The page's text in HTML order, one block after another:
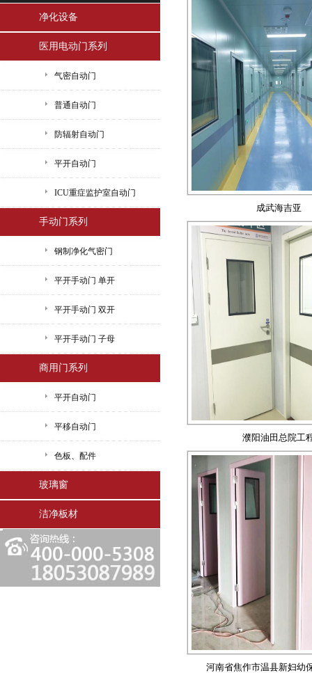
净化设备
医用电动门系列
气密自动门
普通自动门
防辐射自动门
平开自动门
ICU重症监护室自动门
手动门系列
钢制净化气密门
平开手动门 单开
平开手动门 双开
平开手动门 子母
商用门系列
平开自动门
平移自动门
色板、配件
玻璃窗
洁净板材
成武海吉亚
濮阳油田总院工
河南省焦作市温县新妇幼